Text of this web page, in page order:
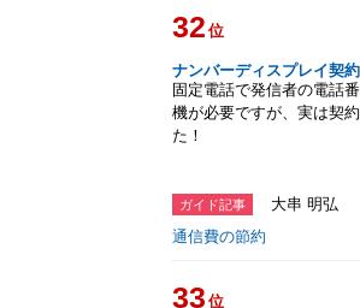
32 位
ナンバーディスプレイ契
固定電話で発信者の電話
機が必要ですが、実は契
た！
ガイド記事
大串 明弘
通信費の節約
33 位